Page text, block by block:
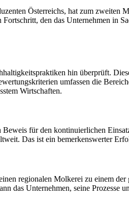
Österreichs, hat zum zweiten
den das Unternehmen in
hin überprüft.
umfassen die
Wirtschaften.
für den kontinuierlichen
Das ist ein bemerkenswerter
regionalen Molkerei zu einem
das Unternehmen, seine Prozesse